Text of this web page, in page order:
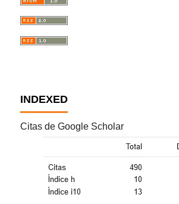
INDEXED
Citas de Google Scholar